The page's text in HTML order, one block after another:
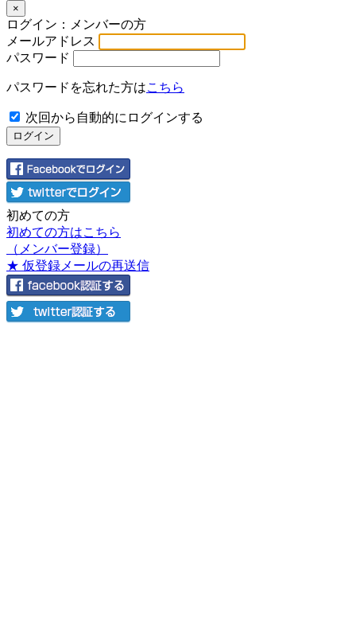
×
ログイン：メンバーの方
メールアドレス
パスワード
パスワードを忘れた方はこちら
次回から自動的にログインする
初めての方
初めての方はこちら
（メンバー登録）
★ 仮登録メールの再送信